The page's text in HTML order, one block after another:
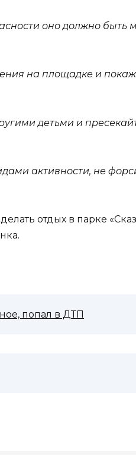
оно должно быть
на площадке и
детьми и
активности, не
отдых в парке
попал в ДТП